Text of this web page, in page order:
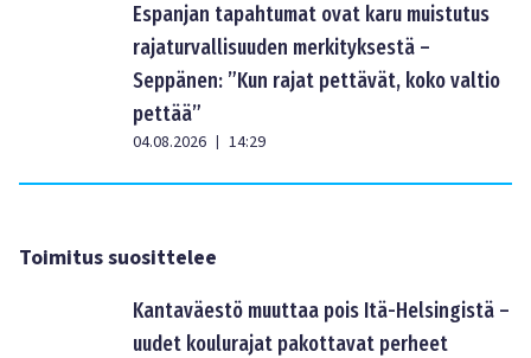
Espanjan tapahtumat ovat karu muistutus
rajaturvallisuuden merkityksestä –
Seppänen: ”Kun rajat pettävät, koko valtio
pettää”
04.08.2026 | 14:29
Toimitus suosittelee
Kantaväestö muuttaa pois Itä-Helsingistä –
uudet koulurajat pakottavat perheet